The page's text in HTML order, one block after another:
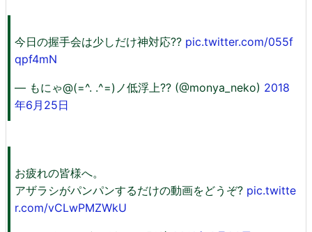
今日の握手会は少しだけ神対応?? pic.twitter.com/055f
qpf4mN
— もにゃ@(=^. .^=)ノ低浮上?? (@monya_neko) 2018
年6月25日
お疲れの皆様へ。
アザラシがパンパンするだけの動画をどうぞ? pic.twitte
r.com/vCLwPMZWkU